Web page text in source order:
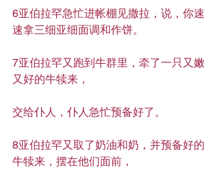
6亚伯拉罕急忙进帐棚见撒拉，说，你速
速拿三细亚细面调和作饼。
7亚伯拉罕又跑到牛群里，牵了一只又嫩
又好的牛犊来，
交给仆人，仆人急忙预备好了。
8亚伯拉罕又取了奶油和奶，并预备好的
牛犊来，摆在他们面前，